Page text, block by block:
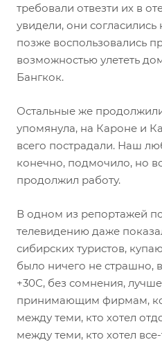
требовали отвезти их в
увидели, они согласились
позже воспользовались
возможностью улететь
Бангкок.
Остальные же
упомянула, на Кароне и
всего пострадали. Наш
конечно, подмочило, но
продолжил работу.
В одном из репортажей
телевидению даже
сибирских туристов,
было ничего не страшно,
+30С, без сомнения,
принимающим фирмам,
между теми, кто хотел
между теми, кто хотел